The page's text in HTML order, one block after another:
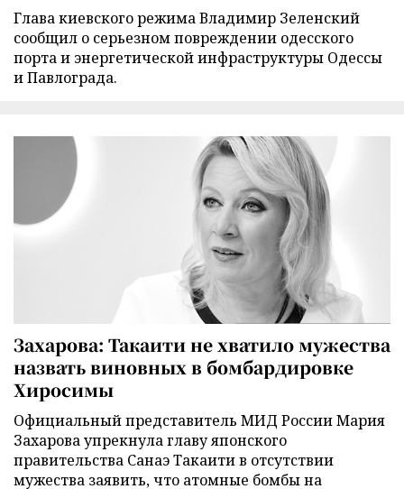
Глава киевского режима Владимир Зеленский
сообщил о серьезном повреждении одесского
порта и энергетической инфраструктуры Одессы
и Павлограда.
Захарова: Такаити не хватило мужества
назвать виновных в бомбардировке
Хиросимы
Официальный представитель МИД России Мария
Захарова упрекнула главу японского
правительства Санаэ Такаити в отсутствии
мужества заявить, что атомные бомбы на